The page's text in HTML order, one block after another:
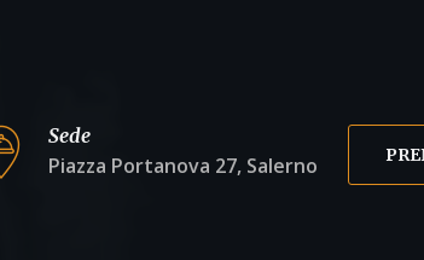
Sede
Piazza Portanova 27, Salerno